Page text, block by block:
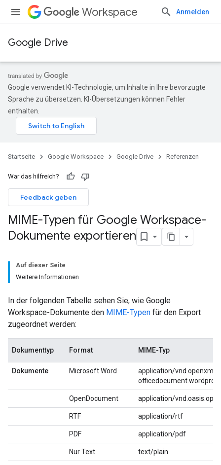
Workspace Anmelden
Google Drive
Google verwendet KI-Technologie, um Inhalte in Ihre bevorzugte
Sprache zu übersetzen. KI-Übersetzungen können Fehler
enthalten.
Startseite Google Workspace Google Drive Referenzen
War das hilfreich?
Feedback geben
MIME-Typen für Google Workspace-
Dokumente exportieren
Auf dieser Seite
Weitere Informationen
In der folgenden Tabelle sehen Sie, wie Google
Workspace-Dokumente den MIME-Typen für den Export
zugeordnet werden:
Dokumenttyp Format MIME-Typ
Dokumente Microsoft Word
application/
OpenDocument application/
RTF application/rtf
PDF application/pdf
Nur Text text/plain